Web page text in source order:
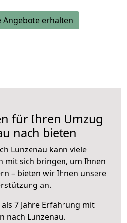
Angebote erhalten
für Ihren Umzug
nach bieten
Lunzenau kann viele
mit sich bringen, um Ihnen
– bieten wir Ihnen unsere
an.
7 Jahre Erfahrung mit
nach Lunzenau.